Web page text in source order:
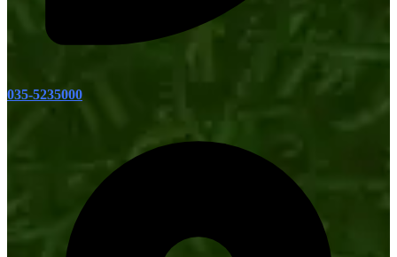
035-5235000